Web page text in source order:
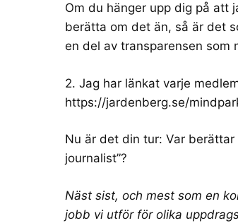
Om du hänger upp dig på att
berätta om det än, så är det
en del av transparensen som
2. Jag har länkat varje
https://jardenberg.se/
Nu är det din tur: Var
journalist”?
Näst sist, och mest som en
jobb vi utför för olika